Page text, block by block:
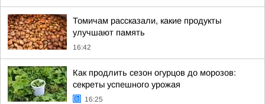
Томичам рассказали, какие продукты
улучшают память
16:42
Как продлить сезон огурцов до морозов:
секреты успешного урожая
16:25